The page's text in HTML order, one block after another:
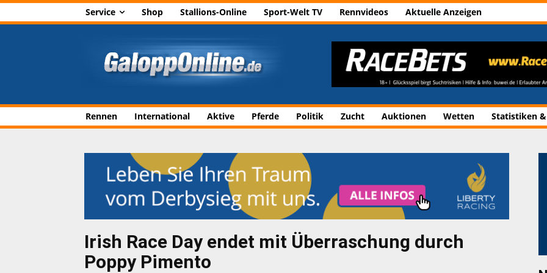
Service Shop Stallions-Online Sport-Welt TV Rennvideos Aktuelle Anzeigen
Rennen International Aktive Pferde Politik Zucht Auktionen Wetten Statistiken
Irish Race Day endet mit Überraschung durch
Poppy Pimento